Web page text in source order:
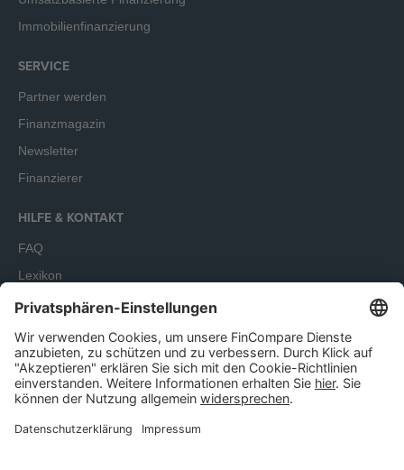
Immobilienfinanzierung
SERVICE
Partner werden
Finanzmagazin
Newsletter
Finanzierer
HILFE & KONTAKT
FAQ
Lexikon
Terminbuchung